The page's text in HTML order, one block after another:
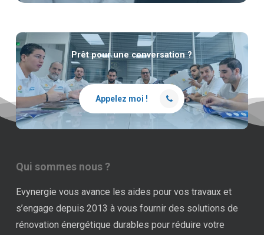
Prêt pour une conversation ?
Appelez moi !
Qui sommes nous ?
Evynergie vous avance les aides pour vos travaux et
s’engage depuis 2013 à vous fournir des solutions de
rénovation énergétique durables pour réduire votre